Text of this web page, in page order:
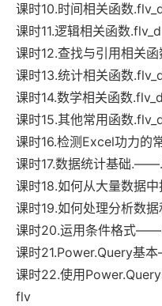
课时10.时间相关函数
课时11.逻辑相关函数
课时12.查找与引用相关
课时13.统计相关函数
课时14.数学相关函数
课时15.其他常用函数
课时16.检测Excel功力的
课时17.数据统计基础
课时18.如何从大量数据
课时19.如何处理分析数
课时20.运用条件格式
课时21.Power.Query基
课时22.使用
flv